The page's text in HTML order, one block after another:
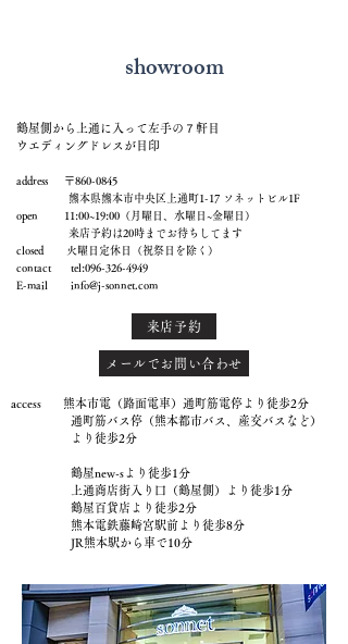
showroom
鶴屋側から上通に入って左手の７軒目
ウエディングドレスが目印
address 〒860-0845
熊本県熊本市中央区上通町1-17 ソネットビル1F
open 11:00~19:00（月曜日、水曜日~金曜日）
来店予約は20時までお待ちしてます
closed 火曜日定休日（祝祭日を除く）
contact tel:096-326-4949
E-mail info@j-sonnet.com
来店予約
メールでお問い合わせ
access 熊本市電（路面電車）通町筋電停より徒歩2分
通町筋バス停（熊本都市バス、産交バスなど）
より徒歩2分
鶴屋new-sより徒歩1分
上通商店街入り口（鶴屋側）より徒歩1分
鶴屋百貨店より徒歩2分
熊本電鉄藤崎宮駅前より徒歩8分
JR熊本駅から車で10分